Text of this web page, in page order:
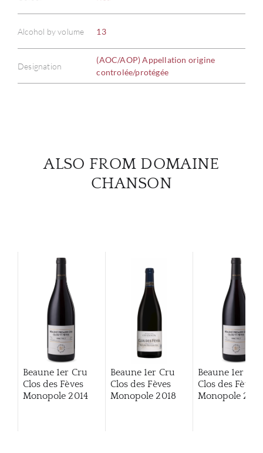
Alcohol by volume 13
Designation
(AOC/AOP) Appellation origine
controlée/protégée
ALSO FROM DOMAINE
CHANSON
Beaune 1er Cru
Clos des Fèves
Monopole 2014
Beaune 1er Cru
Clos des Fèves
Monopole 2018
Beaune 1er Cru
Clos des Fèves
Monopole 2021